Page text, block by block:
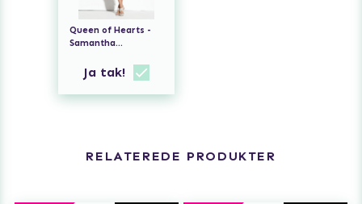
Queen of Hearts -
Samantha
Ja tak!
RELATEREDE PRODUKTER